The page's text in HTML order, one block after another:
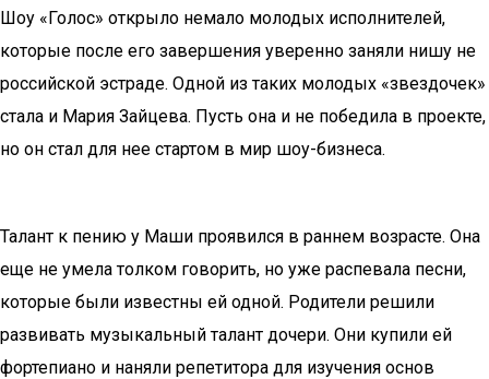
Шоу «Голос» открыло немало молодых исполнителей,
которые после его завершения уверенно заняли нишу не
российской эстраде. Одной из таких молодых «звездочек»
стала и Мария Зайцева. Пусть она и не победила в проекте,
но он стал для нее стартом в мир шоу-бизнеса.
Талант к пению у Маши проявился в раннем возрасте. Она
еще не умела толком говорить, но уже распевала песни,
которые были известны ей одной. Родители решили
развивать музыкальный талант дочери. Они купили ей
фортепиано и наняли репетитора для изучения основ